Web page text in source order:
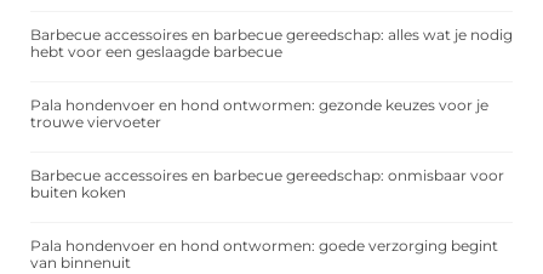
Barbecue accessoires en barbecue gereedschap: alles wat je nodig
hebt voor een geslaagde barbecue
Pala hondenvoer en hond ontwormen: gezonde keuzes voor je
trouwe viervoeter
Barbecue accessoires en barbecue gereedschap: onmisbaar voor
buiten koken
Pala hondenvoer en hond ontwormen: goede verzorging begint
van binnenuit